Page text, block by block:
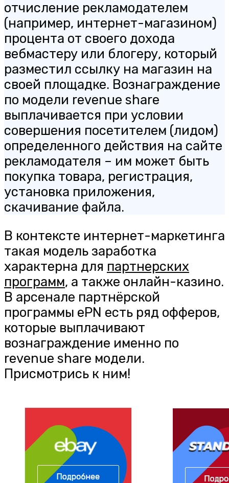
отчисление рекламодателем
(например, интернет-магазином)
процента от своего дохода
вебмастеру или блогеру, который
разместил ссылку на магазин на
своей площадке. Вознаграждение
по модели revenue share
выплачивается при условии
совершения посетителем (лидом)
определенного действия на сайте
рекламодателя – им может быть
покупка товара, регистрация,
установка приложения,
скачивание файла.
В контексте интернет-маркетинга
такая модель заработка
характерна для партнерских
программ, а также онлайн-казино.
В арсенале партнёрской
программы ePN есть ряд офферов,
которые выплачивают
вознаграждение именно по
revenue share модели.
Присмотрись к ним!